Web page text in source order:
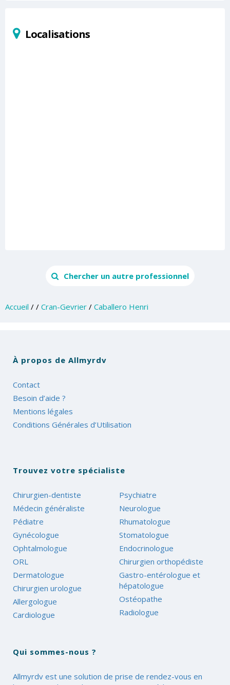
Localisations
Chercher un autre professionnel
Accueil / / Cran-Gevrier / Caballero Henri
À propos de Allmyrdv
Contact
Besoin d’aide ?
Mentions légales
Conditions Générales d’Utilisation
Trouvez votre spécialiste
Chirurgien-dentiste
Médecin généraliste
Pédiatre
Gynécologue
Ophtalmologue
ORL
Dermatologue
Chirurgien urologue
Allergologue
Cardiologue
Psychiatre
Neurologue
Rhumatologue
Stomatologue
Endocrinologue
Chirurgien orthopédiste
Gastro-entérologue et
hépatologue
Ostéopathe
Radiologue
Qui sommes-nous ?
Allmyrdv est une solution de prise de rendez-vous en